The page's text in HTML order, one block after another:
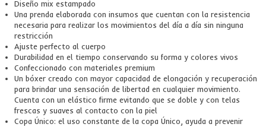
Diseño mix estampado
Una prenda elaborada con insumos que cuentan con la resistencia
necesaria para realizar los movimientos del día a día sin ninguna
restricción
Ajuste perfecto al cuerpo
Durabilidad en el tiempo conservando su forma y colores vivos
Confeccionado con materiales premium
Un bóxer creado con mayor capacidad de elongación y recuperación
para brindar una sensación de libertad en cualquier movimiento.
Cuenta con un elástico firme evitando que se doble y con telas
frescas y suaves al contacto con la piel
Copa Único: el uso constante de la copa Único, ayuda a prevenir